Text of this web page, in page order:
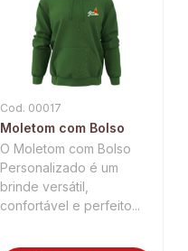
Cod. 00017
Moletom com Bolso
O Moletom com Bolso
Personalizado é um
brinde versátil,
confortável e perfeito...